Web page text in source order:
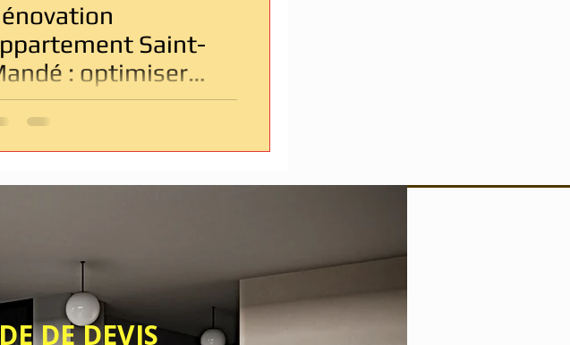
Saint-
: optimiser
mètre carré
les petits
DEVIS